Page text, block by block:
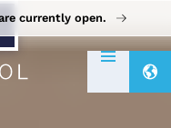
currently open.